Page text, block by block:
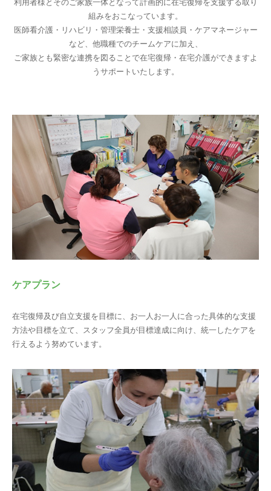
組みをおこなっています。
医師看介護・リハビリ・管理栄養士・支援相談員・ケアマネージャー
など、他職種でのチームケアに加え、
ご家族とも緊密な連携を図ることで在宅復帰・在宅介護ができますよ
うサポートいたします。
ケアプラン
在宅復帰及び自立支援を目標に、お一人お一人に合った具体的な支援
方法や目標を立て、スタッフ全員が目標達成に向け、統一したケアを
行えるよう努めています。